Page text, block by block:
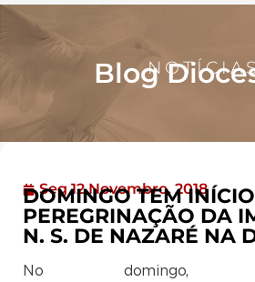
Blog
Seg 12 Novembro, 2018
DOMINGO TEM
PEREGRINAÇÃO DA
N. S. DE NAZARÉ NA
No